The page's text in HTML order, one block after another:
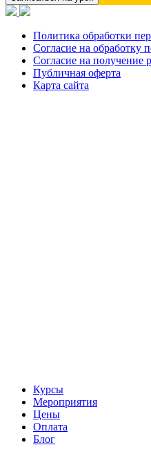
Политика обработки
Согласие на обработку
Согласие на получение
Публичная оферта
Карта сайта
Курсы
Мероприятия
Цены
Оплата
Блог